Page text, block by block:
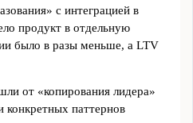
с интеграцией в
продукт в отдельную
было в разы меньше, а LTV
от «копирования лидера»
конкретных паттернов